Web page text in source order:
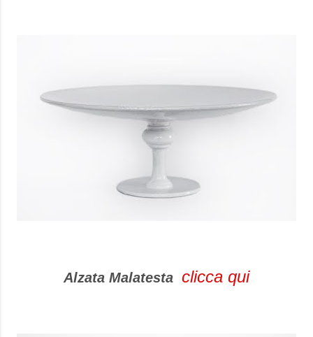
Alzata Malatesta clicca qui